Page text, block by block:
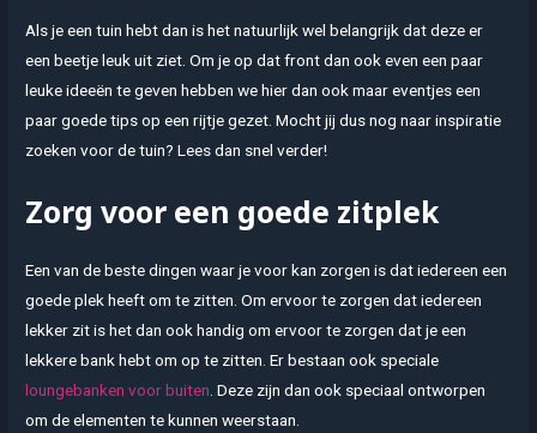
Als je een tuin hebt dan is het natuurlijk wel belangrijk dat deze er
een beetje leuk uit ziet. Om je op dat front dan ook even een paar
leuke ideeën te geven hebben we hier dan ook maar eventjes een
paar goede tips op een rijtje gezet. Mocht jij dus nog naar inspiratie
zoeken voor de tuin? Lees dan snel verder!
Zorg voor een goede zitplek
Een van de beste dingen waar je voor kan zorgen is dat iedereen een
goede plek heeft om te zitten. Om ervoor te zorgen dat iedereen
lekker zit is het dan ook handig om ervoor te zorgen dat je een
lekkere bank hebt om op te zitten. Er bestaan ook speciale
loungebanken voor buiten . Deze zijn dan ook speciaal ontworpen
om de elementen te kunnen weerstaan.